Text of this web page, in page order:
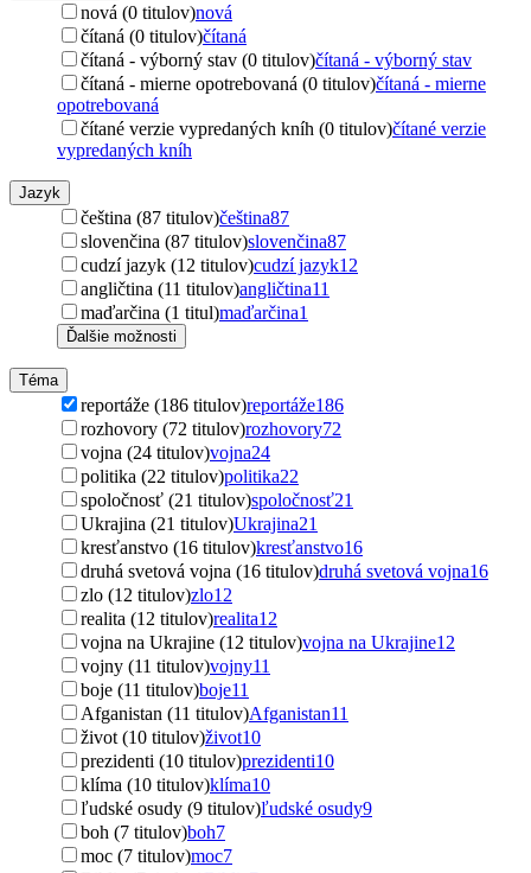
nová (0 titulov)nová
čítaná (0 titulov)čítaná
čítaná - výborný stav (0 titulov)čítaná - výborný stav
čítaná - mierne opotrebovaná (0 titulov)čítaná - mierne
opotrebovaná
čítané verzie vypredaných kníh (0 titulov)čítané verzie
vypredaných kníh
Jazyk
čeština (87 titulov)čeština87
slovenčina (87 titulov)slovenčina87
cudzí jazyk (12 titulov)cudzí jazyk12
angličtina (11 titulov)angličtina11
maďarčina (1 titul)maďarčina1
Ďalšie možnosti
Téma
reportáže (186 titulov)reportáže186
rozhovory (72 titulov)rozhovory72
vojna (24 titulov)vojna24
politika (22 titulov)politika22
spoločnosť (21 titulov)spoločnosť21
Ukrajina (21 titulov)Ukrajina21
kresťanstvo (16 titulov)kresťanstvo16
druhá svetová vojna (16 titulov)druhá svetová vojna16
zlo (12 titulov)zlo12
realita (12 titulov)realita12
vojna na Ukrajine (12 titulov)vojna na Ukrajine12
vojny (11 titulov)vojny11
boje (11 titulov)boje11
Afganistan (11 titulov)Afganistan11
život (10 titulov)život10
prezidenti (10 titulov)prezidenti10
klíma (10 titulov)klíma10
ľudské osudy (9 titulov)ľudské osudy9
boh (7 titulov)boh7
moc (7 titulov)moc7